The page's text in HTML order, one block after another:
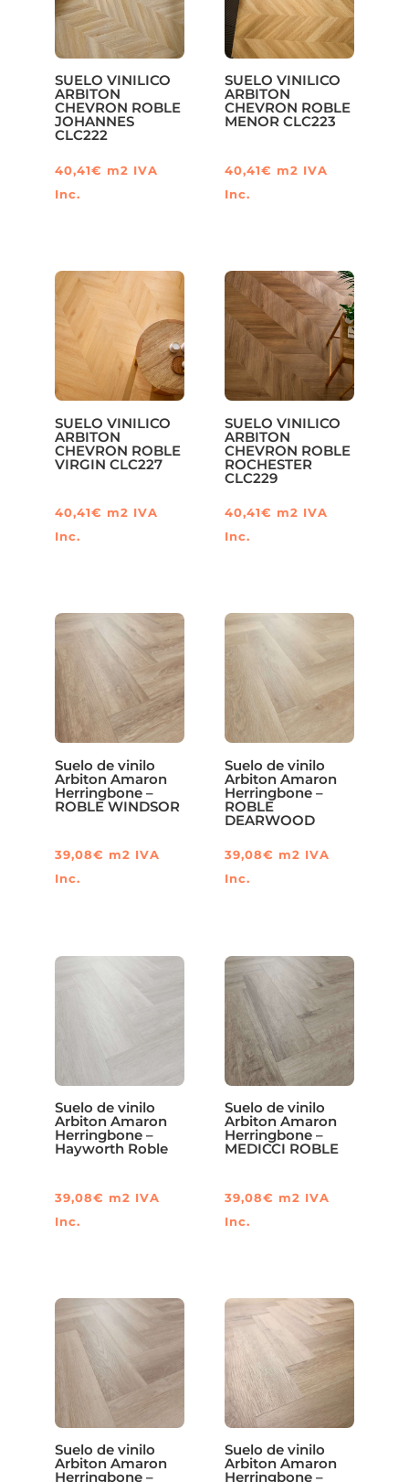
SUELO VINILICO
ARBITON
CHEVRON ROBLE
JOHANNES
CLC222
40,41€ m2 IVA
Inc.
SUELO VINILICO
ARBITON
CHEVRON ROBLE
MENOR CLC223
40,41€ m2 IVA
Inc.
SUELO VINILICO
ARBITON
CHEVRON ROBLE
VIRGIN CLC227
40,41€ m2 IVA
Inc.
SUELO VINILICO
ARBITON
CHEVRON ROBLE
ROCHESTER
CLC229
40,41€ m2 IVA
Inc.
Suelo de vinilo
Arbiton Amaron
Herringbone –
ROBLE WINDSOR
39,08€ m2 IVA
Inc.
Suelo de vinilo
Arbiton Amaron
Herringbone –
ROBLE
DEARWOOD
39,08€ m2 IVA
Inc.
Suelo de vinilo
Arbiton Amaron
Herringbone –
Hayworth Roble
39,08€ m2 IVA
Inc.
Suelo de vinilo
Arbiton Amaron
Herringbone –
MEDICCI ROBLE
39,08€ m2 IVA
Inc.
Suelo de vinilo
Arbiton Amaron
Herringbone –
Suelo de vinilo
Arbiton Amaron
Herringbone –